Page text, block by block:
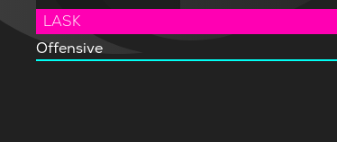
LASK
Offensive